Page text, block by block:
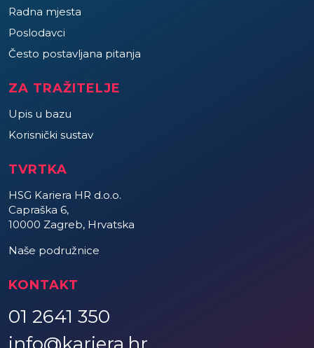
Radna mjesta
Poslodavci
Često postavljana pitanja
ZA TRAŽITELJE
Upis u bazu
Korisnički sustav
TVRTKA
HSG Kariera HR d.o.o.
Capraška 6,
10000 Zagreb, Hrvatska
Naše podružnice
KONTAKT
01 2641 350